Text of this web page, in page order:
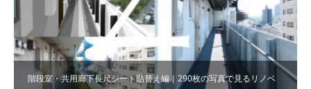
階段室・共用廊下長尺シート貼替え編｜290枚の写真で見るリノベ